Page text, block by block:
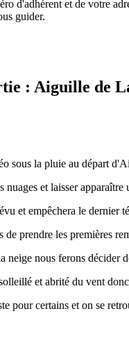
d'adhérent et de votre
guider.
: Aiguille de
sous la pluie au départ
nuages et laisser apparaître
et empêchera le dernier
prendre les premières
neige nous ferons décider
et abrité du vent
pour certains et on se